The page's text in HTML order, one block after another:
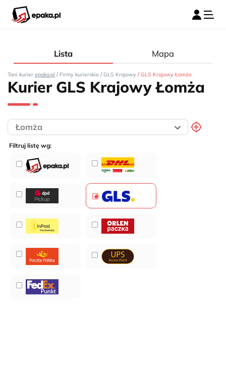
Lista Mapa
Tani kurier epaka.pl / Firmy kurierskie / GLS Krajowy / GLS Krajowy Łomża
Kurier GLS Krajowy Łomża
Filtruj listę wg: